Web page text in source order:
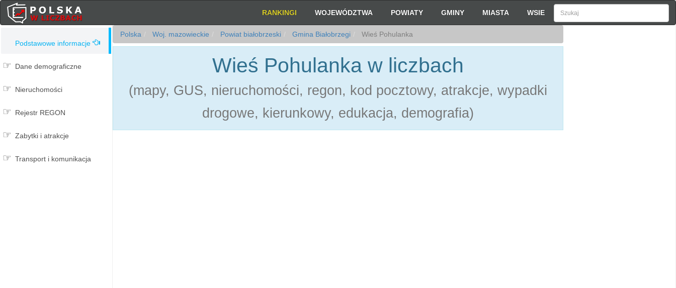
RANKINGI WOJEWÓDZTWA POWIATY GMINY MIASTA WSIE
Podstawowe informacje
Dane demograficzne
Nieruchomości
Rejestr REGON
Zabytki i atrakcje
Transport i komunikacja
Polska Woj. mazowieckie Powiat białobrzeski Gmina Białobrzegi Wieś Pohulanka
Wieś Pohulanka w liczbach
(mapy, GUS, nieruchomości, regon, kod pocztowy, atrakcje, wypadki
drogowe, kierunkowy, edukacja, demografia)